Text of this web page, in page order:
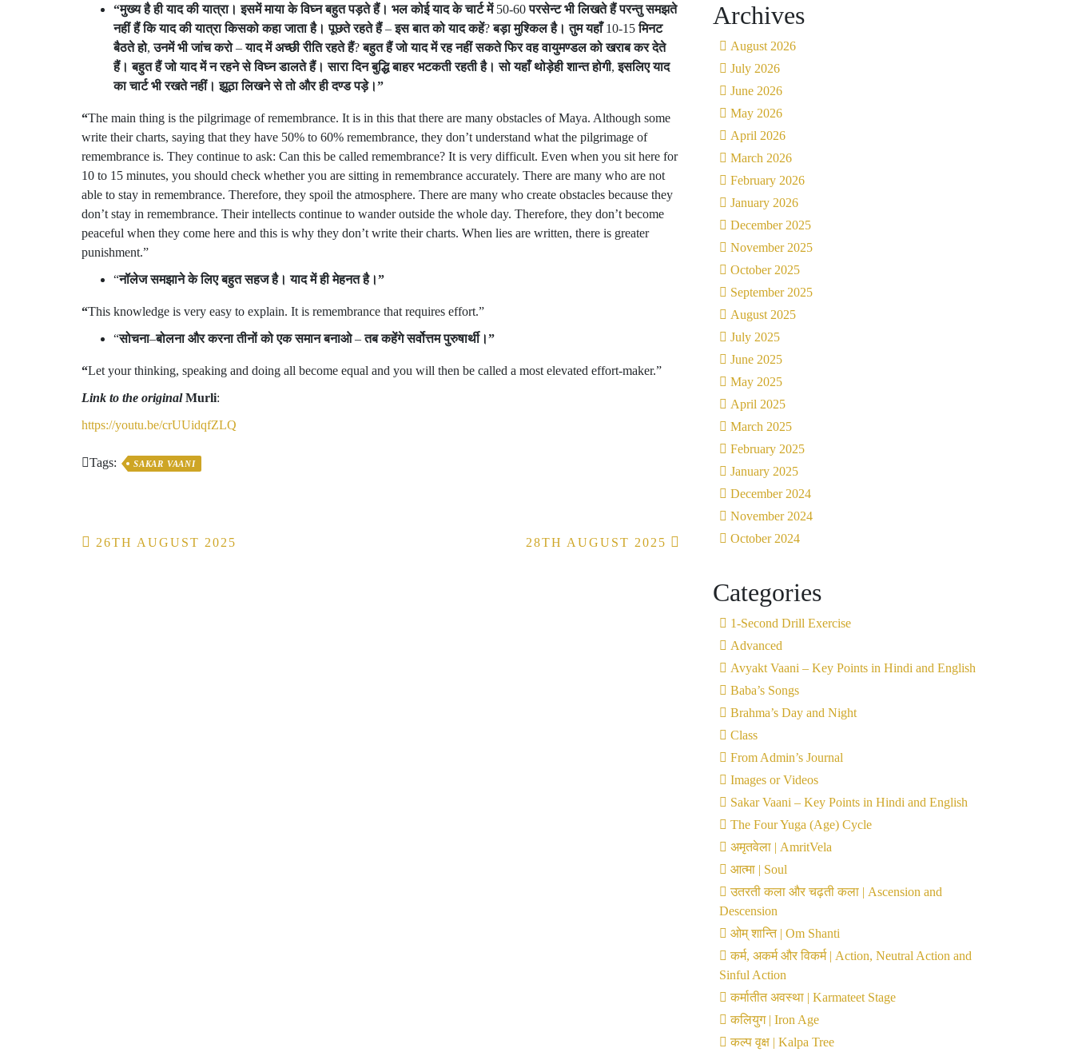
“मुख्य है ही याद की यात्रा। इसमें माया के विघ्न बहुत पड़ते हैं। भल कोई याद के चार्ट में50-60परसेन्ट भी लिखते हैं परन्तु समझते
नहीं हैं कि याद की यात्रा किसको कहा जाता है। पूछते रहते हैं–इस बात को याद कहें?बड़ा मुश्किल है। तुम यहाँ10-15मिनट
बैठते हो,उनमें भी जांच करो–याद में अच्छी रीति रहते हैं?बहुत हैं जो याद में रह नहीं सकते फिर वह वायुमण्डल को खराब कर देते
हैं। बहुत हैं जो याद में न रहने से विघ्न डालते हैं। सारा दिन बुद्धि बाहर भटकती रहती है। सो यहाँ थोड़ेही शान्त होगी,इसलिए याद
का चार्ट भी रखते नहीं। झूठा लिखने से तो और ही दण्ड पड़े।”
“The main thing is the pilgrimage of remembrance. It is in this that there are many obstacles of Maya. Although some
write their charts, saying that they have 50% to 60% remembrance, they don’t understand what the pilgrimage of
remembrance is. They continue to ask: Can this be called remembrance? It is very difficult. Even when you sit here for
10 to 15 minutes, you should check whether you are sitting in remembrance accurately. There are many who are not
able to stay in remembrance. Therefore, they spoil the atmosphere. There are many who create obstacles because they
don’t stay in remembrance. Their intellects continue to wander outside the whole day. Therefore, they don’t become
peaceful when they come here and this is why they don’t write their charts. When lies are written, there is greater
punishment.”
“नॉलेज समझाने के लिए बहुत सहज है। याद में ही मेहनत है।”
“This knowledge is very easy to explain. It is remembrance that requires effort.”
“सोचना–बोलना और करना तीनों को एक समान बनाओ–तब कहेंगे सर्वोत्तम पुरुषार्थी।”
“Let your thinking, speaking and doing all become equal and you will then be called a most elevated effort-maker.”
Link to the originalMurli:
https://youtu.be/crUUidqfZLQ
Tags: SAKAR VAANI
Post
26TH AUGUST 2025 28TH AUGUST 2025
Archives
August 2026
July 2026
June 2026
May 2026
April 2026
March 2026
February 2026
January 2026
December 2025
November 2025
October 2025
September 2025
August 2025
July 2025
June 2025
May 2025
April 2025
March 2025
February 2025
January 2025
December 2024
November 2024
October 2024
Categories
1-Second Drill Exercise
Advanced
Avyakt Vaani – Key Points in Hindi and English
Baba’s Songs
Brahma’s Day and Night
Class
From Admin’s Journal
Images or Videos
Sakar Vaani – Key Points in Hindi and English
The Four Yuga (Age) Cycle
अमृतवेला | AmritVela
आत्मा | Soul
उतरती कला और चढ़ती कला | Ascension and
Descension
ओम् शान्ति | Om Shanti
कर्म, अकर्म और विकर्म | Action, Neutral Action and
Sinful Action
कर्मातीत अवस्था | Karmateet Stage
कलियुग | Iron Age
कल्प वृक्ष | Kalpa Tree